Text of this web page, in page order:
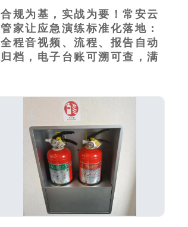
合规为基，实战为要！常安云
管家让应急演练标准化落地：
全程音视频、流程、报告自动
归档，电子台账可溯可查，满